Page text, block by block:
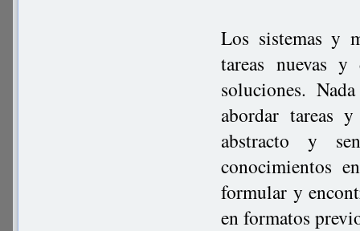
Los sistemas y
tareas nuevas y
soluciones.
abordar tareas
abstracto y
conocimientos
formular y
en formatos